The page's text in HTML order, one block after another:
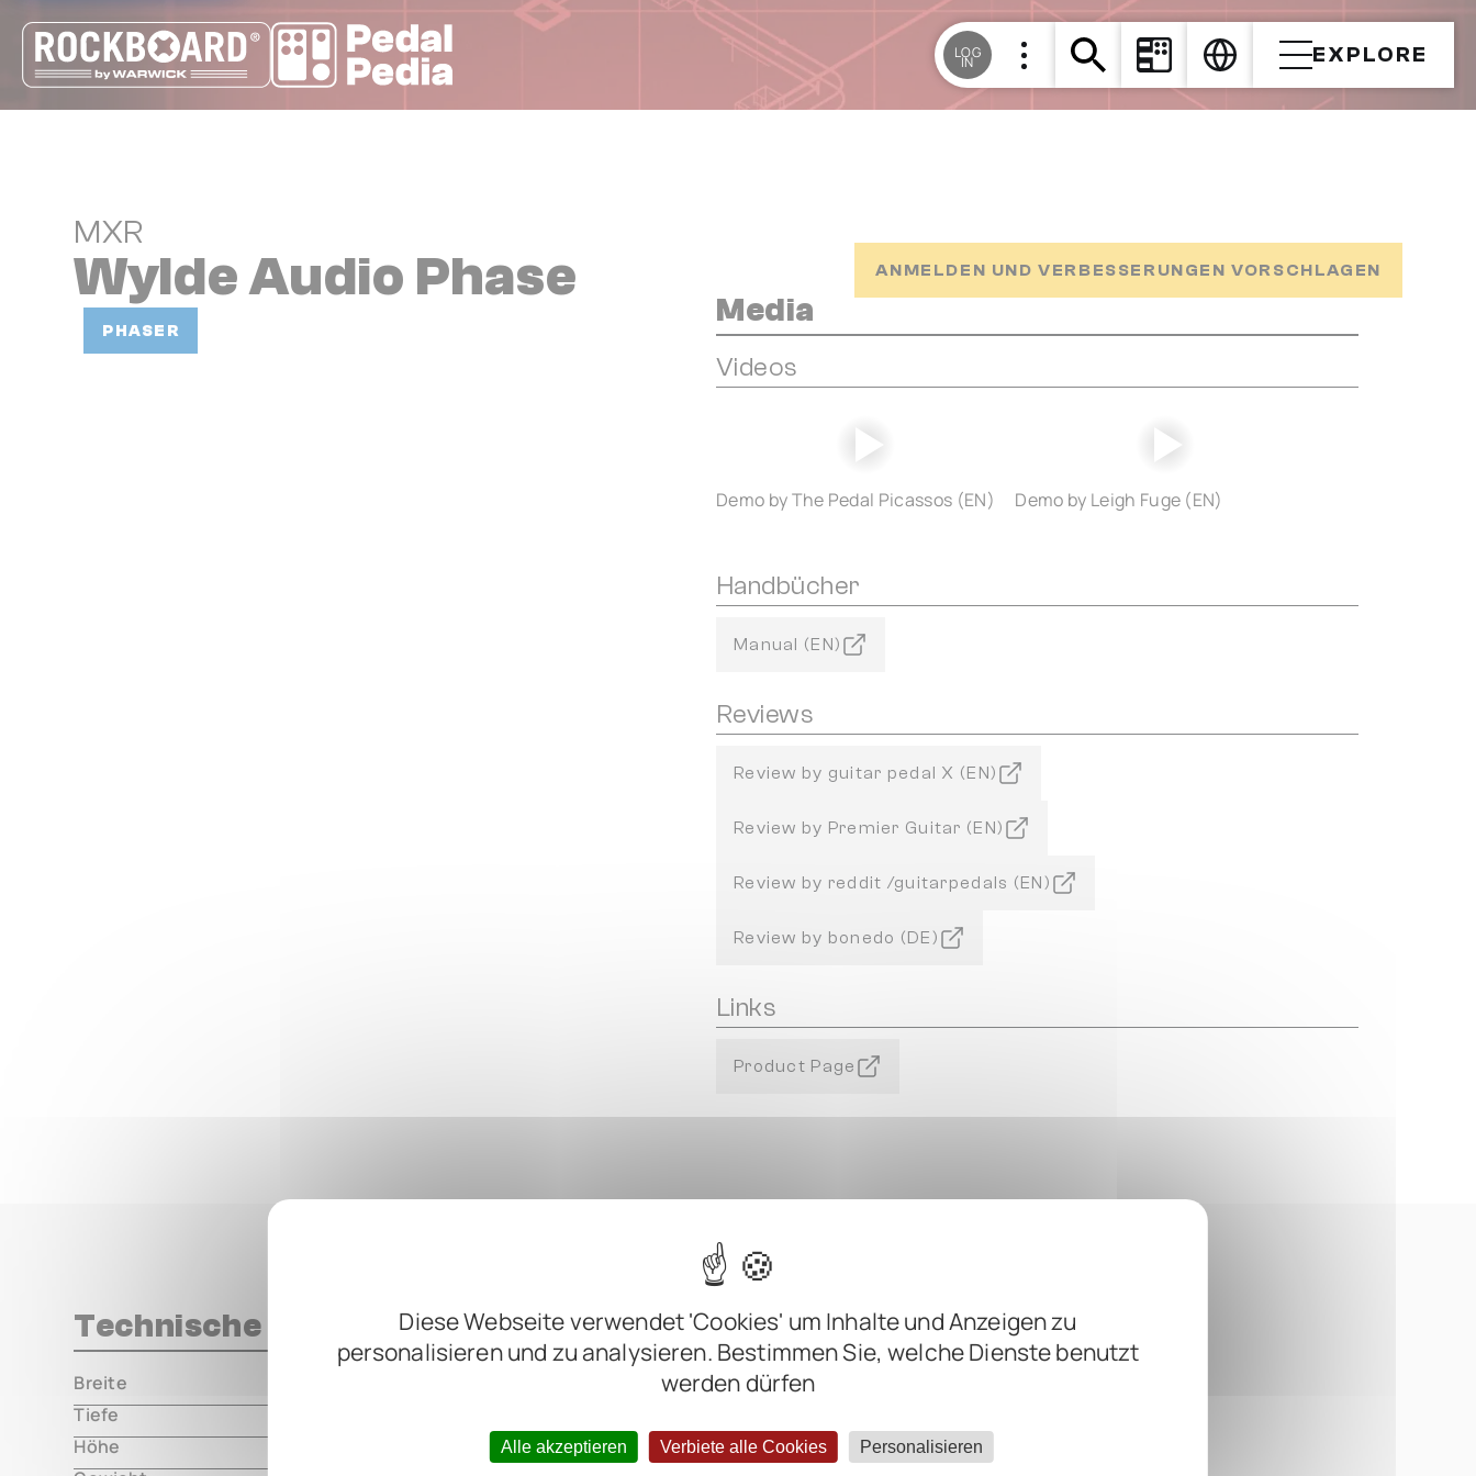
Diese Webseite verwendet 'Cookies' um Inhalte und Anzeigen zu
personalisieren und zu analysieren. Bestimmen Sie, welche Dienste benutzt
werden dürfen
Alle akzeptieren Verbiete alle Cookies Personalisieren
LOG
IN EXPLORE
MXR
Wylde Audio Phase ANMELDEN UND VERBESSERUNGEN VORSCHLAGEN
PHASER
Media
Videos
Demo by The Pedal Picassos (EN) Demo by Leigh Fuge (EN)
Handbücher
Manual (EN)
Reviews
Review by guitar pedal X (EN)
Review by Premier Guitar (EN)
Review by reddit /guitarpedals (EN)
Review by bonedo (DE)
Links
Product Page
Technische Daten
Breite
Tiefe
Höhe